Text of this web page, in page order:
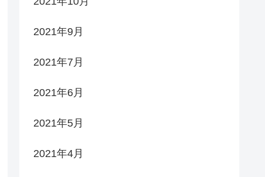
2021年9月
2021年7月
2021年6月
2021年5月
2021年4月